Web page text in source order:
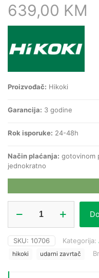
639,00 KM
Proizvođač: Hikoki
Garancija: 3 godine
Rok isporuke: 24-48h
Način plaćanja: gotovinom
jednokratno
aku
zavrtač
WH18DD-
WPZ
5Ah
SKU: 10706 Kategorija:
hikoki
udarni zavrtač